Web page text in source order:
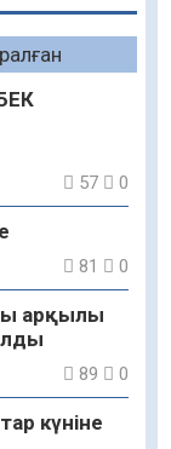
57 0
81 0
арқылы
89 0
күніне